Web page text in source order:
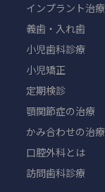
インプラント治療
義歯・入れ歯
小児歯科診療
小児矯正
定期検診
顎関節症の治療
かみ合わせの治療
口腔外科とは
訪問歯科診療